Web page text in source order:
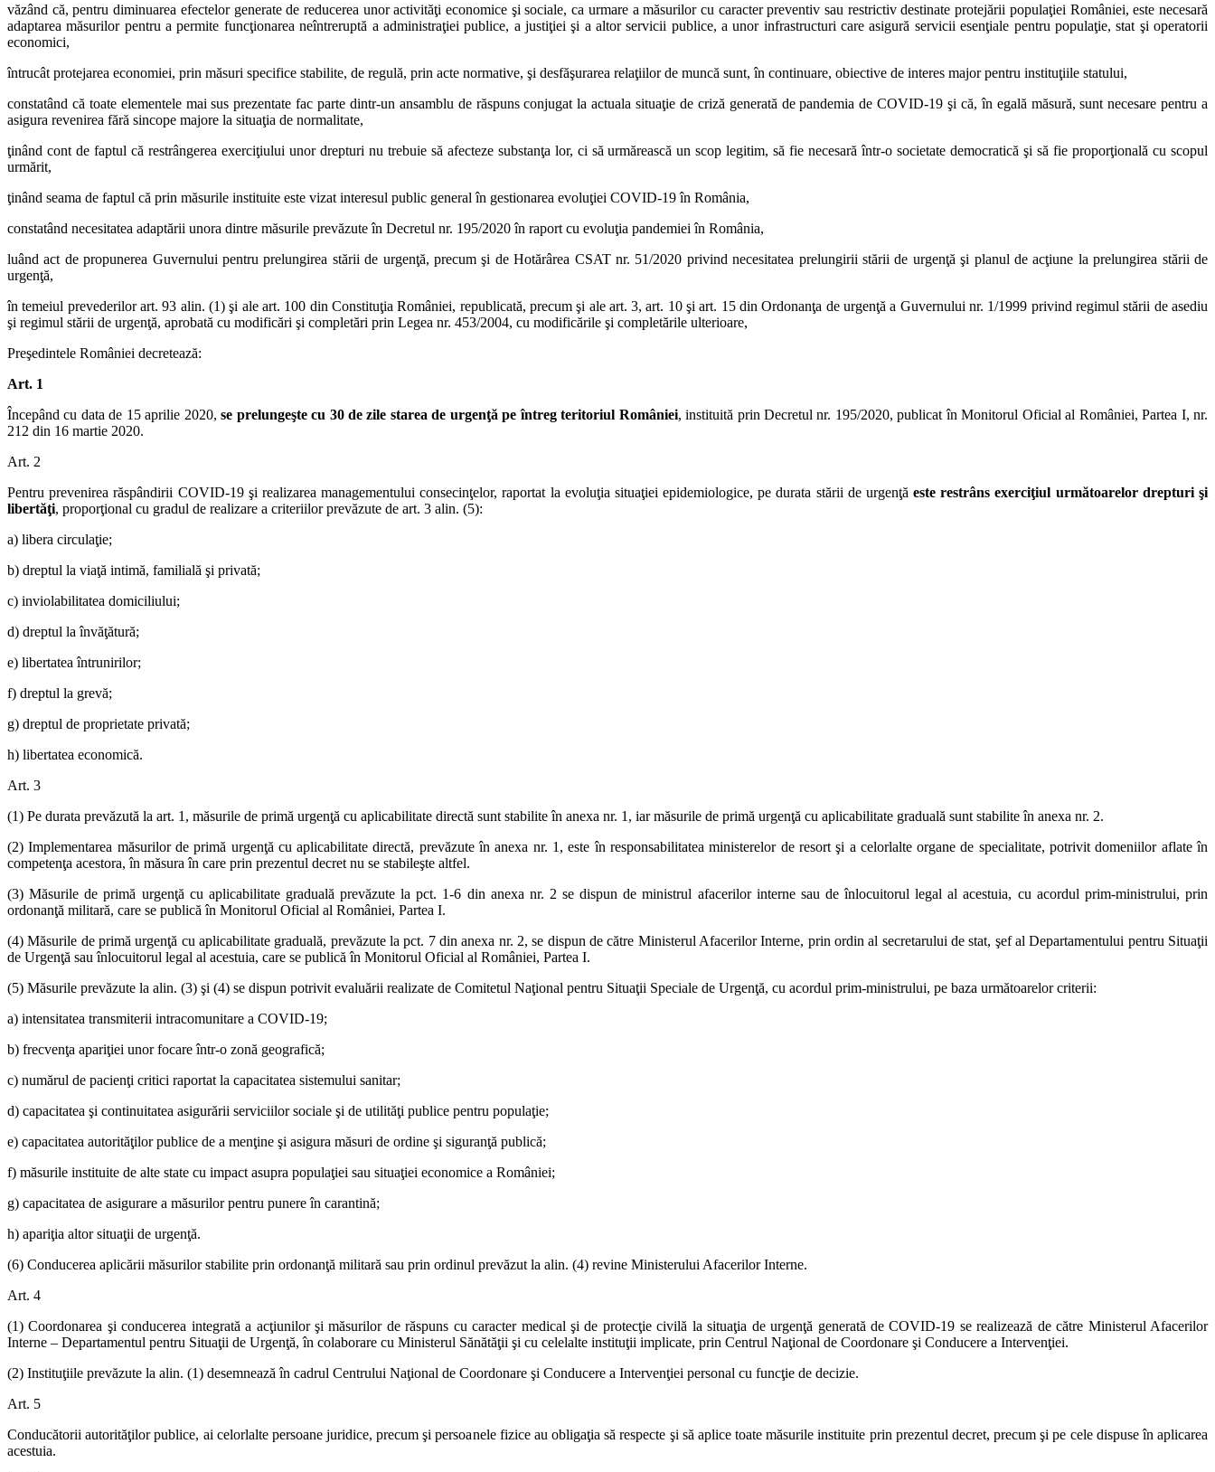
văzând că, pentru diminuarea efectelor generate de reducerea unor activităţi economice şi sociale, ca urmare a măsurilor cu caracter preventiv sau restrictiv destinate protejării populaţiei României, este necesară
adaptarea măsurilor pentru a permite funcţionarea neîntreruptă a administraţiei publice, a justiţiei şi a altor servicii publice, a unor infrastructuri care asigură servicii esenţiale pentru populaţie, stat şi operatorii
economici,
întrucât protejarea economiei, prin măsuri specifice stabilite, de regulă, prin acte normative, şi desfăşurarea relaţiilor de muncă sunt, în continuare, obiective de interes major pentru instituţiile statului,
constatând că toate elementele mai sus prezentate fac parte dintr-un ansamblu de răspuns conjugat la actuala situaţie de criză generată de pandemia de COVID-19 şi că, în egală măsură, sunt necesare pentru a
asigura revenirea fără sincope majore la situaţia de normalitate,
ţinând cont de faptul că restrângerea exerciţiului unor drepturi nu trebuie să afecteze substanţa lor, ci să urmărească un scop legitim, să fie necesară într-o societate democratică şi să fie proporţională cu scopul
urmărit,
ţinând seama de faptul că prin măsurile instituite este vizat interesul public general în gestionarea evoluţiei COVID-19 în România,
constatând necesitatea adaptării unora dintre măsurile prevăzute în Decretul nr. 195/2020 în raport cu evoluţia pandemiei în România,
luând act de propunerea Guvernului pentru prelungirea stării de urgenţă, precum şi de Hotărârea CSAT nr. 51/2020 privind necesitatea prelungirii stării de urgenţă şi planul de acţiune la prelungirea stării de
urgenţă,
în temeiul prevederilor art. 93 alin. (1) şi ale art. 100 din Constituţia României, republicată, precum şi ale art. 3, art. 10 şi art. 15 din Ordonanţa de urgenţă a Guvernului nr. 1/1999 privind regimul stării de asediu
şi regimul stării de urgenţă, aprobată cu modificări şi completări prin Legea nr. 453/2004, cu modificările şi completările ulterioare,
Preşedintele României decretează:
Art. 1
Începând cu data de 15 aprilie 2020,se prelungeşte cu 30 de zile starea de urgenţă pe întreg teritoriul României, instituită prin Decretul nr. 195/2020, publicat în Monitorul Oficial al României, Partea I, nr.
212 din 16 martie 2020.
Art. 2
Pentru prevenirea răspândirii COVID-19 şi realizarea managementului consecinţelor, raportat la evoluţia situaţiei epidemiologice, pe durata stării de urgenţăeste restrâns exerciţiul următoarelor drepturi şi
libertăţi, proporţional cu gradul de realizare a criteriilor prevăzute de art. 3 alin. (5):
a) libera circulaţie;
b) dreptul la viaţă intimă, familială şi privată;
c) inviolabilitatea domiciliului;
d) dreptul la învăţătură;
e) libertatea întrunirilor;
f) dreptul la grevă;
g) dreptul de proprietate privată;
h) libertatea economică.
Art. 3
(1) Pe durata prevăzută la art. 1, măsurile de primă urgenţă cu aplicabilitate directă sunt stabilite în anexa nr. 1, iar măsurile de primă urgenţă cu aplicabilitate graduală sunt stabilite în anexa nr. 2.
(2) Implementarea măsurilor de primă urgenţă cu aplicabilitate directă, prevăzute în anexa nr. 1, este în responsabilitatea ministerelor de resort şi a celorlalte organe de specialitate, potrivit domeniilor aflate în
competenţa acestora, în măsura în care prin prezentul decret nu se stabileşte altfel.
(3) Măsurile de primă urgenţă cu aplicabilitate graduală prevăzute la pct. 1-6 din anexa nr. 2 se dispun de ministrul afacerilor interne sau de înlocuitorul legal al acestuia, cu acordul prim-ministrului, prin
ordonanţă militară, care se publică în Monitorul Oficial al României, Partea I.
(4) Măsurile de primă urgenţă cu aplicabilitate graduală, prevăzute la pct. 7 din anexa nr. 2, se dispun de către Ministerul Afacerilor Interne, prin ordin al secretarului de stat, şef al Departamentului pentru Situaţii
de Urgenţă sau înlocuitorul legal al acestuia, care se publică în Monitorul Oficial al României, Partea I.
(5) Măsurile prevăzute la alin. (3) şi (4) se dispun potrivit evaluării realizate de Comitetul Naţional pentru Situaţii Speciale de Urgenţă, cu acordul prim-ministrului, pe baza următoarelor criterii:
a) intensitatea transmiterii intracomunitare a COVID-19;
b) frecvenţa apariţiei unor focare într-o zonă geografică;
c) numărul de pacienţi critici raportat la capacitatea sistemului sanitar;
d) capacitatea şi continuitatea asigurării serviciilor sociale şi de utilităţi publice pentru populaţie;
e) capacitatea autorităţilor publice de a menţine şi asigura măsuri de ordine şi siguranţă publică;
f) măsurile instituite de alte state cu impact asupra populaţiei sau situaţiei economice a României;
g) capacitatea de asigurare a măsurilor pentru punere în carantină;
h) apariţia altor situaţii de urgenţă.
(6) Conducerea aplicării măsurilor stabilite prin ordonanţă militară sau prin ordinul prevăzut la alin. (4) revine Ministerului Afacerilor Interne.
Art. 4
(1) Coordonarea şi conducerea integrată a acţiunilor şi măsurilor de răspuns cu caracter medical şi de protecţie civilă la situaţia de urgenţă generată de COVID-19 se realizează de către Ministerul Afacerilor
Interne – Departamentul pentru Situaţii de Urgenţă, în colaborare cu Ministerul Sănătăţii şi cu celelalte instituţii implicate, prin Centrul Naţional de Coordonare şi Conducere a Intervenţiei.
(2) Instituţiile prevăzute la alin. (1) desemnează în cadrul Centrului Naţional de Coordonare şi Conducere a Intervenţiei personal cu funcţie de decizie.
Art. 5
Conducătorii autorităţilor publice, ai celorlalte persoane juridice, precum şi persoanele fizice au obligaţia să respecte şi să aplice toate măsurile instituite prin prezentul decret, precum şi pe cele dispuse în aplicarea
acestuia.